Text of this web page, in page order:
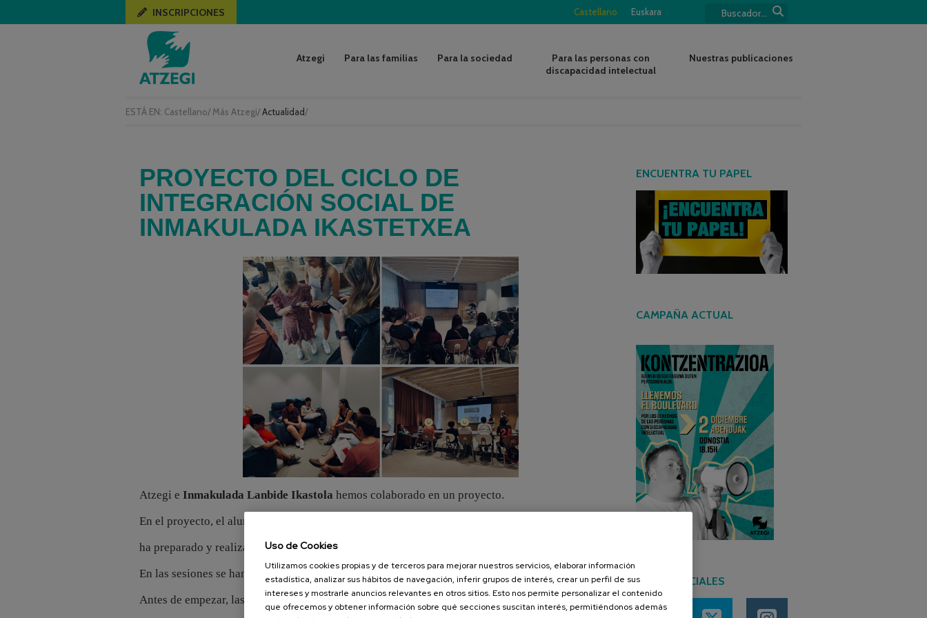
ESTÁ EN: Castellano/ Más Atzegi/Actualidad/
Castellano Euskara
INSCRIPCIONES
Atzegi Para las familias Para la sociedad
Para las personas con
discapacidad intelectual
Nuestras publicaciones
PROYECTO DEL CICLO DE
INTEGRACIÓN SOCIAL DE
INMAKULADA IKASTETXEA
Atzegi e Inmakulada Lanbide Ikastola hemos colaborado en un proyecto.
En el proyecto, el alumnado del ciclo de Integración Social de Inmakulada
ha preparado y realizado varias sesiones.
En las sesiones se han trabajado temas relacionados con lavida independiente.
Antes de empezar, las alumnas y los alumnos participaron
ENCUENTRA TU PAPEL
CAMPAÑA ACTUAL
REDES SOCIALES
Uso de Cookies
Utilizamos cookies propias y de terceros para mejorar nuestros servicios, elaborar información
estadística, analizar sus hábitos de navegación, inferir grupos de interés, crear un perfil de sus
intereses y mostrarle anuncios relevantes en otros sitios. Esto nos permite personalizar el contenido
que ofrecemos y obtener información sobre qué secciones suscitan interés, permitiéndonos además